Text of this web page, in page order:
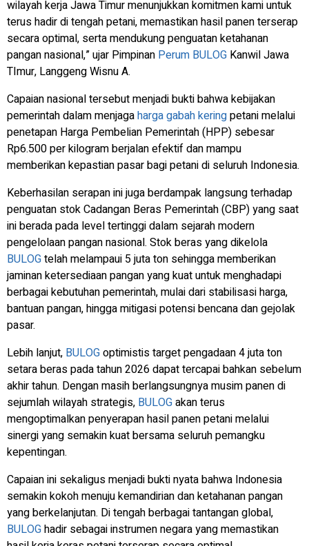
wilayah kerja Jawa Timur menunjukkan komitmen kami untuk
terus hadir di tengah petani, memastikan hasil panen terserap
secara optimal, serta mendukung penguatan ketahanan
pangan nasional,” ujar Pimpinan Perum BULOG Kanwil Jawa
TImur, Langgeng Wisnu A.
Capaian nasional tersebut menjadi bukti bahwa kebijakan
pemerintah dalam menjagaharga gabah keringpetani melalui
penetapan Harga Pembelian Pemerintah (HPP) sebesar
Rp6.500 per kilogram berjalan efektif dan mampu
memberikan kepastian pasar bagi petani di seluruh Indonesia.
Keberhasilan serapan ini juga berdampak langsung terhadap
penguatan stok Cadangan Beras Pemerintah (CBP) yang saat
ini berada pada level tertinggi dalam sejarah modern
pengelolaan pangan nasional. Stok beras yang dikelola
BULOGtelah melampaui 5 juta ton sehingga memberikan
jaminan ketersediaan pangan yang kuat untuk menghadapi
berbagai kebutuhan pemerintah, mulai dari stabilisasi harga,
bantuan pangan, hingga mitigasi potensi bencana dan gejolak
pasar.
Lebih lanjut, BULOGoptimistis target pengadaan 4 juta ton
setara beras pada tahun 2026 dapat tercapai bahkan sebelum
akhir tahun. Dengan masih berlangsungnya musim panen di
sejumlah wilayah strategis, BULOGakan terus
mengoptimalkan penyerapan hasil panen petani melalui
sinergi yang semakin kuat bersama seluruh pemangku
kepentingan.
Capaian ini sekaligus menjadi bukti nyata bahwa Indonesia
semakin kokoh menuju kemandirian dan ketahanan pangan
yang berkelanjutan. Di tengah berbagai tantangan global,
BULOGhadir sebagai instrumen negara yang memastikan